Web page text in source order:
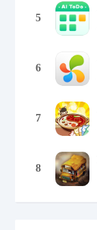
5
6
7
8